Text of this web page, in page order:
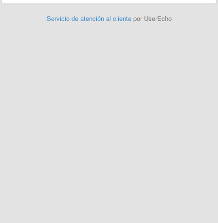
Servicio de atención al cliente por UserEcho